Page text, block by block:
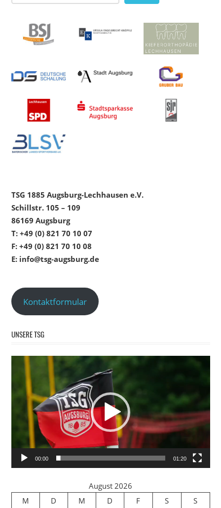
TSG 1885 Augsburg-Lechhausen e.V.
Schillstr. 105 – 109
86169 Augsburg
T: +49 (0) 821 70 10 07
F: +49 (0) 821 70 10 08
E: info@tsg-augsburg.de
Kontaktformular
UNSERE TSG
Video-
Player
00:00 01:20
August 2026
M
D M D F S S